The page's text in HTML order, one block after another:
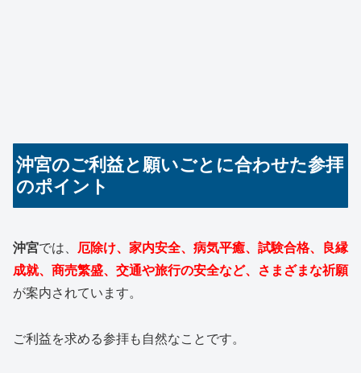
沖宮のご利益と願いごとに合わせた参拝
のポイント
沖宮では、
厄除け、家内安全、病気平癒、試験合格、良縁
成就、商売繁盛、交通や旅行の安全など、さまざまな祈願
が案内されています。
ご利益を求める参拝も自然なことです。